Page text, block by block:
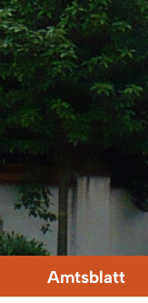
Amtsblatt